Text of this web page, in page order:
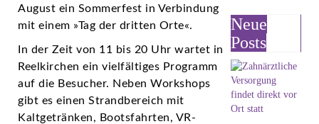
August ein Sommerfest in Verbindung
mit einem »Tag der dritten Orte«.
In der Zeit von 11 bis 20 Uhr wartet in
Reelkirchen ein vielfältiges Programm
auf die Besucher. Neben Workshops
gibt es einen Strandbereich mit
Kaltgetränken, Bootsfahrten, VR-
Neue
Posts